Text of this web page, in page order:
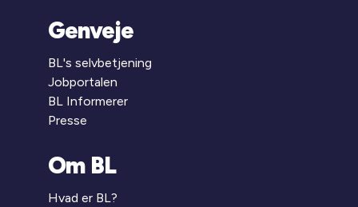
Genveje
BL's selvbetjening
Jobportalen
BL Informerer
Presse
Om BL
Hvad er BL?